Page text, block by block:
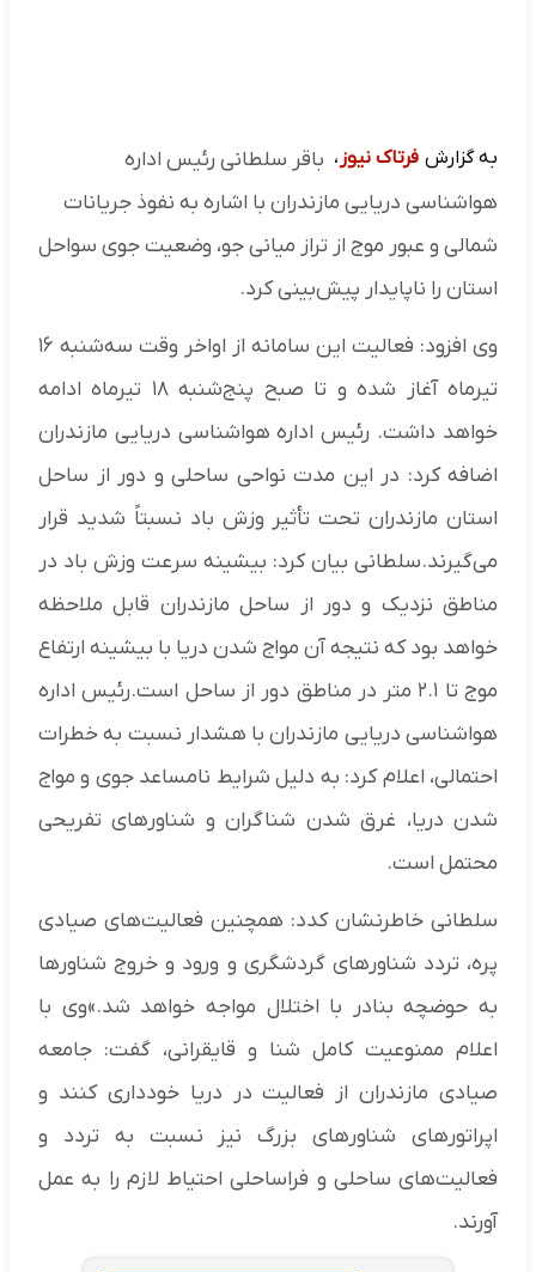
به گزارش فرتاک نیوز ، باقر سلطانی رئیس اداره
هواشناسی دریایی مازندران با اشاره به نفوذ جریانات
شمالی و عبور موج از تراز میانی جو، وضعیت جوی سواحل
استان را ناپایدار پیش‌بینی کرد.
وی افزود: فعالیت این سامانه از اواخر وقت سه‌شنبه ۱۶
تیرماه آغاز شده و تا صبح پنج‌شنبه ۱۸ تیرماه ادامه
خواهد داشت. رئیس اداره هواشناسی دریایی مازندران
اضافه کرد: در این مدت نواحی ساحلی و دور از ساحل
استان مازندران تحت تأثیر وزش باد نسبتاً شدید قرار
می‌گیرند.سلطانی بیان کرد: بیشینه سرعت وزش باد در
مناطق نزدیک و دور از ساحل مازندران قابل ملاحظه
خواهد بود که نتیجه آن مواج شدن دریا با بیشینه ارتفاع
موج تا ۲.۱ متر در مناطق دور از ساحل است.رئیس اداره
هواشناسی دریایی مازندران با هشدار نسبت به خطرات
احتمالی، اعلام کرد: به دلیل شرایط نامساعد جوی و مواج
شدن دریا، غرق شدن شناگران و شناورهای تفریحی
محتمل است.
سلطانی خاطرنشان کدد: همچنین فعالیت‌های صیادی
پره، تردد شناورهای گردشگری و ورود و خروج شناورها
به حوضچه بنادر با اختلال مواجه خواهد شد.»وی با
اعلام ممنوعیت کامل شنا و قایقرانی، گفت: جامعه
صیادی مازندران از فعالیت در دریا خودداری کنند و
اپراتورهای شناورهای بزرگ نیز نسبت به تردد و
فعالیت‌های ساحلی و فراساحلی احتیاط لازم را به عمل
آورند.